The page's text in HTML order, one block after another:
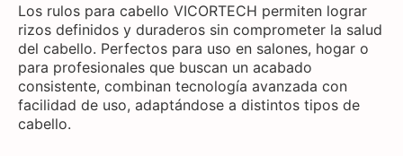
Los rulos para cabello VICORTECH permiten lograr
rizos definidos y duraderos sin comprometer la salud
del cabello. Perfectos para uso en salones, hogar o
para profesionales que buscan un acabado
consistente, combinan tecnología avanzada con
facilidad de uso, adaptándose a distintos tipos de
cabello.